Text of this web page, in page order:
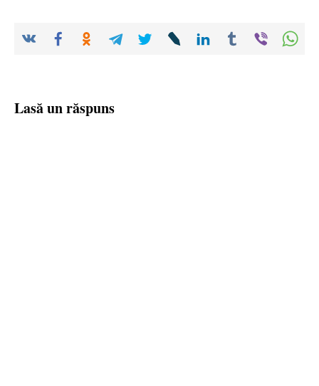
Lasă un răspuns